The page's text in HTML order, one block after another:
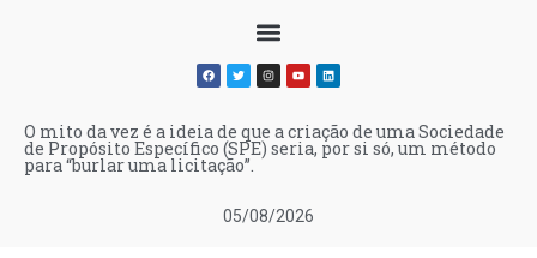
05/08/2026
O mito da vez é a ideia de que a criação de uma Sociedade
de Propósito Específico (SPE) seria, por si só, um método
para “burlar uma licitação”.